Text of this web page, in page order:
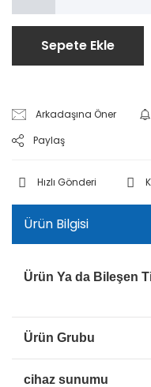
Sepete Ekle
Arkadaşına Öner
Paylaş
Hızlı Gönderi
Ürün Bilgisi
Ürün Ya da Bileşen
Ürün Grubu
cihaz sunumu